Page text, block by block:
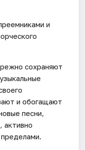
и
сохраняют
и обогащают
песни,
активно